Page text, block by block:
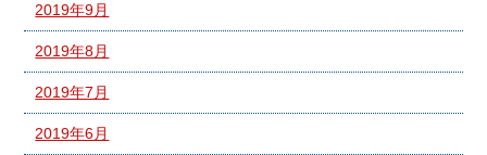
2019年9月
2019年8月
2019年7月
2019年6月